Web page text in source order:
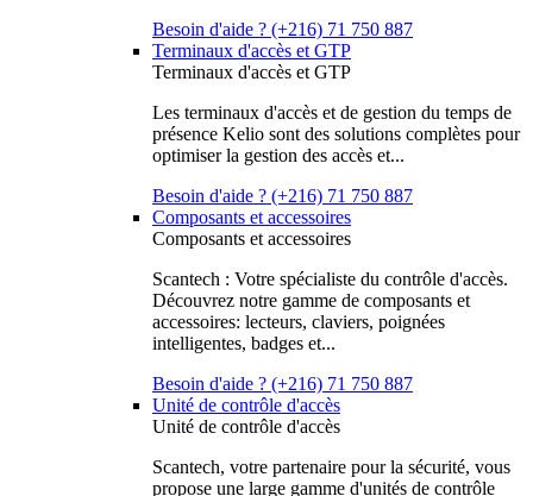
Besoin d'aide ? (+216) 71 750 887
Terminaux d'accès et GTP
Terminaux d'accès et GTP
Les terminaux d'accès et de gestion du temps de
présence Kelio sont des solutions complètes pour
optimiser la gestion des accès et...
Besoin d'aide ? (+216) 71 750 887
Composants et accessoires
Composants et accessoires
Scantech : Votre spécialiste du contrôle d'accès.
Découvrez notre gamme de composants et
accessoires: lecteurs, claviers, poignées
intelligentes, badges et...
Besoin d'aide ? (+216) 71 750 887
Unité de contrôle d'accès
Unité de contrôle d'accès
Scantech, votre partenaire pour la sécurité, vous
propose une large gamme d'unités de contrôle